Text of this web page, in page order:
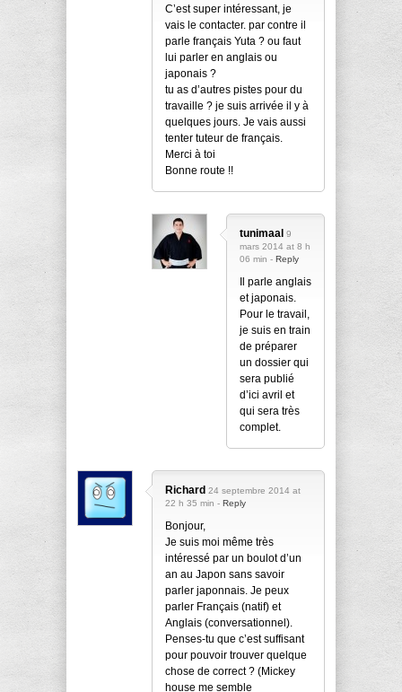
C’est super intéressant, je
vais le contacter. par contre il
parle français Yuta ? ou faut
lui parler en anglais ou
japonais ?
tu as d’autres pistes pour du
travaille ? je suis arrivée il y à
quelques jours. Je vais aussi
tenter tuteur de français.
Merci à toi
Bonne route !!
tunimaal 9
mars 2014 at 8 h
06 min - Reply
Il parle anglais
et japonais.
Pour le travail,
je suis en train
de préparer
un dossier qui
sera publié
d’ici avril et
qui sera très
complet.
Richard 24 septembre 2014 at
22 h 35 min - Reply
Bonjour,
Je suis moi même très
intéressé par un boulot d’un
an au Japon sans savoir
parler japonnais. Je peux
parler Français (natif) et
Anglais (conversationnel).
Penses-tu que c’est suffisant
pour pouvoir trouver quelque
chose de correct ? (Mickey
house me semble